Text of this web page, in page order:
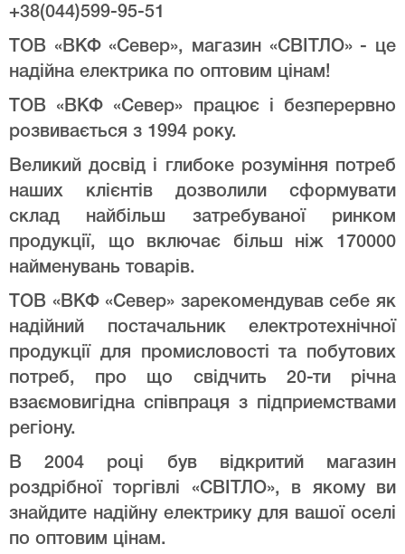
+38(044)599-95-51
ТОВ «ВКФ «Север», магазин «СВІТЛО» - це
надійна електрика по оптовим цінам!
ТОВ «ВКФ «Север» працює і безперервно
розвивається з 1994 року.
Великий досвід і глибоке розуміння потреб
наших клієнтів дозволили сформувати
склад найбільш затребуваної ринком
продукції, що включає більш ніж 170000
найменувань товарів.
ТОВ «ВКФ «Север» зарекомендував себе як
надійний постачальник електротехнічної
продукції для промисловості та побутових
потреб, про що свідчить 20-ти річна
взаємовигідна співпраця з підприемствами
регіону.
В 2004 році був відкритий магазин
роздрібної торгівлі «СВІТЛО», в якому ви
знайдите надійну електрику для вашої оселі
по оптовим цінам.